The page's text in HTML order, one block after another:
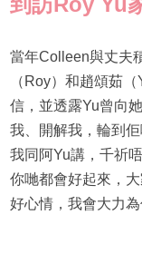
當年Colleen與丈夫
（Roy）和趙頌茹
信，並透露Yu曾向
我、開解我，輪到
我同阿Yu講，千祈
你哋都會好起來，
好心情，我會大力為